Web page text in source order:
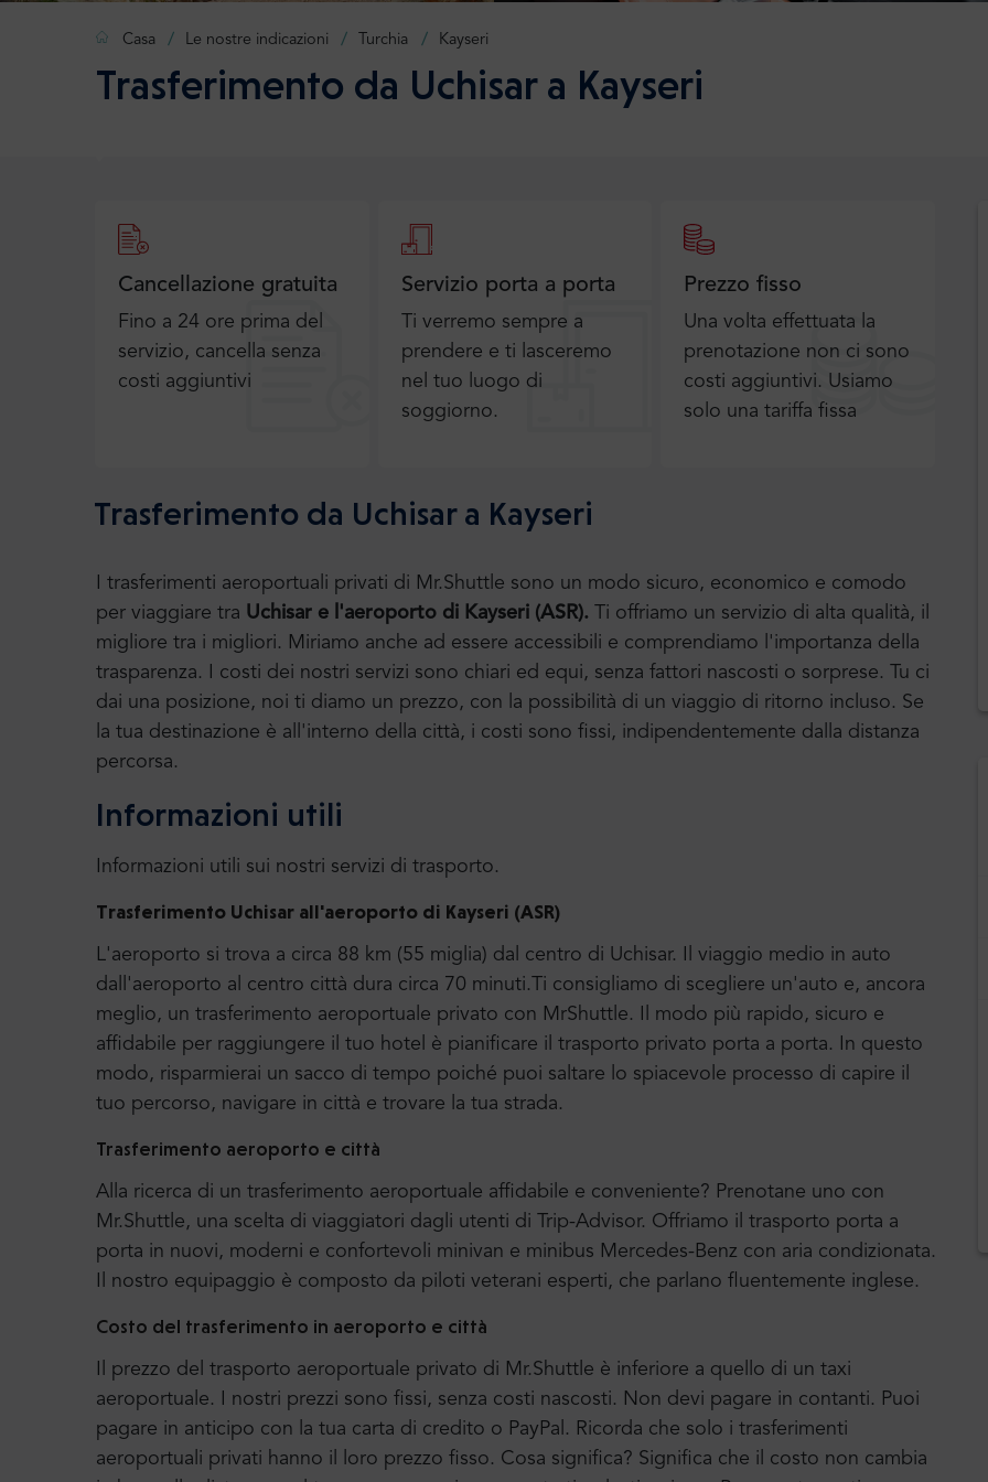
Casa Le nostre indicazioni Turchia Kayseri
Trasferimento da Uchisar a Kayseri
Cancellazione gratuita
Fino a 24 ore prima del
servizio, cancella senza
costi aggiuntivi
Servizio porta a porta
Ti verremo sempre a
prendere e ti lasceremo
nel tuo luogo di
soggiorno.
Prezzo fisso
Una volta effettuata la
prenotazione non ci sono
costi aggiuntivi. Usiamo
solo una tariffa fissa
Trasferimento da Uchisar a Kayseri
I trasferimenti aeroportuali privati di Mr.Shuttle sono un modo sicuro, economico e comodo
per viaggiare tra Uchisar e l'aeroporto di Kayseri (ASR).
Ti offriamo un servizio di alta qualità, il
migliore tra i migliori. Miriamo anche ad essere accessibili e comprendiamo l'importanza della
trasparenza. I costi dei nostri servizi sono chiari ed equi, senza fattori nascosti o sorprese. Tu ci
dai una posizione, noi ti diamo un prezzo, con la possibilità di un viaggio di ritorno incluso. Se
la tua destinazione è all'interno della città, i costi sono fissi, indipendentemente dalla distanza
percorsa.
Informazioni utili
Informazioni utili sui nostri servizi di trasporto.
Trasferimento Uchisar all'aeroporto di Kayseri (ASR)
L'aeroporto si trova a circa 88 km (55 miglia) dal centro di Uchisar. Il viaggio medio in auto
dall'aeroporto al centro città dura circa 70 minuti.Ti consigliamo di scegliere un'auto e, ancora
meglio, un trasferimento aeroportuale privato con MrShuttle. Il modo più rapido, sicuro e
affidabile per raggiungere il tuo hotel è pianificare il trasporto privato porta a porta. In questo
modo, risparmierai un sacco di tempo poiché puoi saltare lo spiacevole processo di capire il
tuo percorso, navigare in città e trovare la tua strada.
Trasferimento aeroporto e città
Alla ricerca di un trasferimento aeroportuale affidabile e conveniente? Prenotane uno con
Mr.Shuttle, una scelta di viaggiatori dagli utenti di Trip-Advisor. Offriamo il trasporto porta a
porta in nuovi, moderni e confortevoli minivan e minibus Mercedes-Benz con aria condizionata.
Il nostro equipaggio è composto da piloti veterani esperti, che parlano fluentemente inglese.
Costo del trasferimento in aeroporto e città
Il prezzo del trasporto aeroportuale privato di Mr.Shuttle è inferiore a quello di un taxi
aeroportuale. I nostri prezzi sono fissi, senza costi nascosti. Non devi pagare in contanti. Puoi
pagare in anticipo con la tua carta di credito o PayPal. Ricorda che solo i trasferimenti
aeroportuali privati hanno il loro prezzo fisso. Cosa significa? Significa che il costo non cambia